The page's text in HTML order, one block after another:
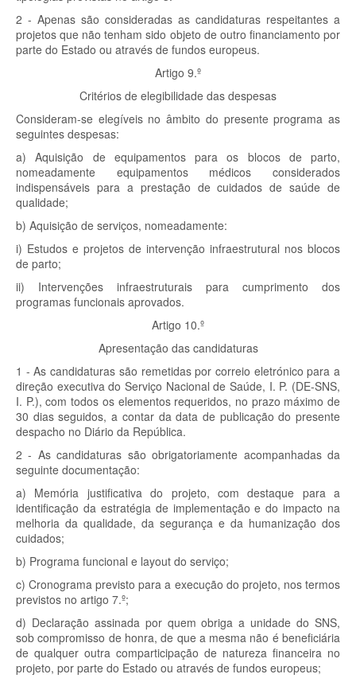
2 - Apenas são consideradas as candidaturas respeitantes a
projetos que não tenham sido objeto de outro financiamento por
parte do Estado ou através de fundos europeus.
Artigo 9.º
Critérios de elegibilidade das despesas
Consideram-se elegíveis no âmbito do presente programa as
seguintes despesas:
a) Aquisição de equipamentos para os blocos de parto,
nomeadamente equipamentos médicos considerados
indispensáveis para a prestação de cuidados de saúde de
qualidade;
b) Aquisição de serviços, nomeadamente:
i) Estudos e projetos de intervenção infraestrutural nos blocos
de parto;
ii) Intervenções infraestruturais para cumprimento dos
programas funcionais aprovados.
Artigo 10.º
Apresentação das candidaturas
1 - As candidaturas são remetidas por correio eletrónico para a
direção executiva do Serviço Nacional de Saúde, I. P. (DE-SNS,
I. P.), com todos os elementos requeridos, no prazo máximo de
30 dias seguidos, a contar da data de publicação do presente
despacho no Diário da República.
2 - As candidaturas são obrigatoriamente acompanhadas da
seguinte documentação:
a) Memória justificativa do projeto, com destaque para a
identificação da estratégia de implementação e do impacto na
melhoria da qualidade, da segurança e da humanização dos
cuidados;
b) Programa funcional e layout do serviço;
c) Cronograma previsto para a execução do projeto, nos termos
previstos no artigo 7.º;
d) Declaração assinada por quem obriga a unidade do SNS,
sob compromisso de honra, de que a mesma não é beneficiária
de qualquer outra comparticipação de natureza financeira no
projeto, por parte do Estado ou através de fundos europeus;